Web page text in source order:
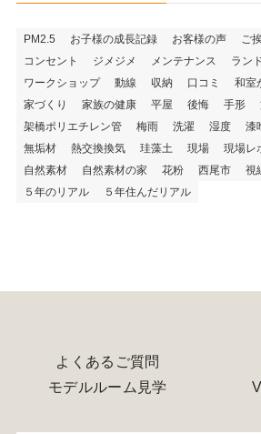
PM2.5 お子様の成長記録 お客様の声 ご
コンセント
ジメジメ メンテナンス ラン
ワークショップ
動線 収納 口コミ 和室
家づくり
家族の健康 平屋 後悔 手形
架橋ポリエチレン管
梅雨 洗濯 湿度 漆
無垢材
熱交換換気 珪藻土 現場 現場レ
自然素材
自然素材の家 花粉 西尾市 視
５年のリアル
５年住んだリアル
よくあるご質問
モデルルーム見学